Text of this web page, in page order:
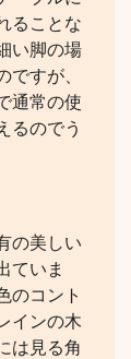
ることな
い脚の場
ですが、
通常の使
るのでう
の美しい
ていま
のコント
インの木
は見る角